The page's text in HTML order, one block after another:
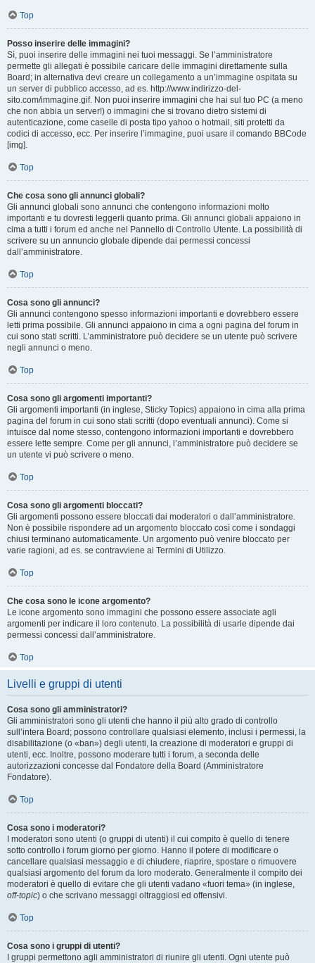
Top
Posso inserire delle immagini?
Sì, puoi inserire delle immagini nei tuoi messaggi. Se l’amministratore
permette gli allegati è possibile caricare delle immagini direttamente sulla
Board; in alternativa devi creare un collegamento a un’immagine ospitata su
un server di pubblico accesso, ad es. http://www.indirizzo-del-
sito.com/immagine.gif. Non puoi inserire immagini che hai sul tuo PC (a meno
che non abbia un server!) o immagini che si trovano dietro sistemi di
autenticazione, come caselle di posta tipo yahoo o hotmail, siti protetti da
codici di accesso, ecc. Per inserire l’immagine, puoi usare il comando BBCode
[img].
Top
Che cosa sono gli annunci globali?
Gli annunci globali sono annunci che contengono informazioni molto
importanti e tu dovresti leggerli quanto prima. Gli annunci globali appaiono in
cima a tutti i forum ed anche nel Pannello di Controllo Utente. La possibilità di
scrivere su un annuncio globale dipende dai permessi concessi
dall’amministratore.
Top
Cosa sono gli annunci?
Gli annunci contengono spesso informazioni importanti e dovrebbero essere
letti prima possibile. Gli annunci appaiono in cima a ogni pagina del forum in
cui sono stati scritti. L’amministratore può decidere se un utente può scrivere
negli annunci o meno.
Top
Cosa sono gli argomenti importanti?
Gli argomenti importanti (in inglese, Sticky Topics) appaiono in cima alla prima
pagina del forum in cui sono stati scritti (dopo eventuali annunci). Come si
intuisce dal nome stesso, contengono informazioni importanti e dovrebbero
essere lette sempre. Come per gli annunci, l’amministratore può decidere se
un utente vi può scrivere o meno.
Top
Cosa sono gli argomenti bloccati?
Gli argomenti possono essere bloccati dai moderatori o dall’amministratore.
Non è possibile rispondere ad un argomento bloccato così come i sondaggi
chiusi terminano automaticamente. Un argomento può venire bloccato per
varie ragioni, ad es. se contravviene ai Termini di Utilizzo.
Top
Che cosa sono le icone argomento?
Le icone argomento sono immagini che possono essere associate agli
argomenti per indicare il loro contenuto. La possibilità di usarle dipende dai
permessi concessi dall’amministratore.
Top
Livelli e gruppi di utenti
Cosa sono gli amministratori?
Gli amministratori sono gli utenti che hanno il più alto grado di controllo
sull’intera Board; possono controllare qualsiasi elemento, inclusi i permessi, la
disabilitazione (o «ban») degli utenti, la creazione di moderatori e gruppi di
utenti, ecc. Inoltre, possono moderare tutti i forum, a seconda delle
autorizzazioni concesse dal Fondatore della Board (Amministratore
Fondatore).
Top
Cosa sono i moderatori?
I moderatori sono utenti (o gruppi di utenti) il cui compito è quello di tenere
sotto controllo i forum giorno per giorno. Hanno il potere di modificare o
cancellare qualsiasi messaggio e di chiudere, riaprire, spostare o rimuovere
qualsiasi argomento del forum da loro moderato. Generalmente il compito dei
moderatori è quello di evitare che gli utenti vadano «fuori tema» (in inglese,
off-topic) o che scrivano messaggi oltraggiosi ed offensivi.
Top
Cosa sono i gruppi di utenti?
I gruppi permettono agli amministratori di riunire gli utenti. Ogni utente può